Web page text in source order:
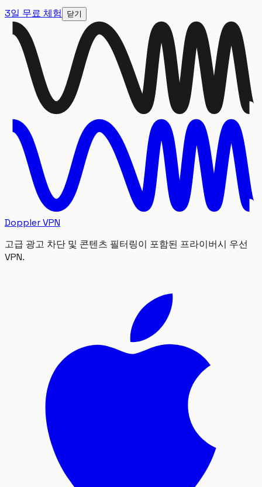
3일 무료 체험 닫기
Doppler VPN
고급 광고 차단 및 콘텐츠 필터링이 포함된 프라이버시 우선
VPN.